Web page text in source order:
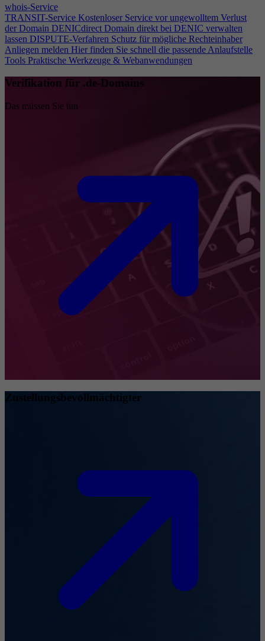
whois-Service
TRANSIT-Service Kostenloser Service vor ungewolltem Verlust
der Domain DENICdirect Domain direkt bei DENIC verwalten
lassen DISPUTE-Verfahren Schutz für mögliche Rechteinhaber
Anliegen melden Hier finden Sie schnell die passende Anlaufstelle
Tools Praktische Werkzeuge & Webanwendungen
Verifikation für .de-Domains
Das müssen Sie tun
Zustellungsbevollmächtigter